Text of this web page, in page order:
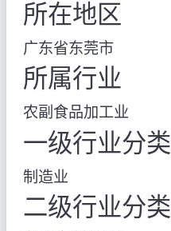
所在地区
广东省东莞市
所属行业
农副食品加工业
一级行业分类
制造业
二级行业分类